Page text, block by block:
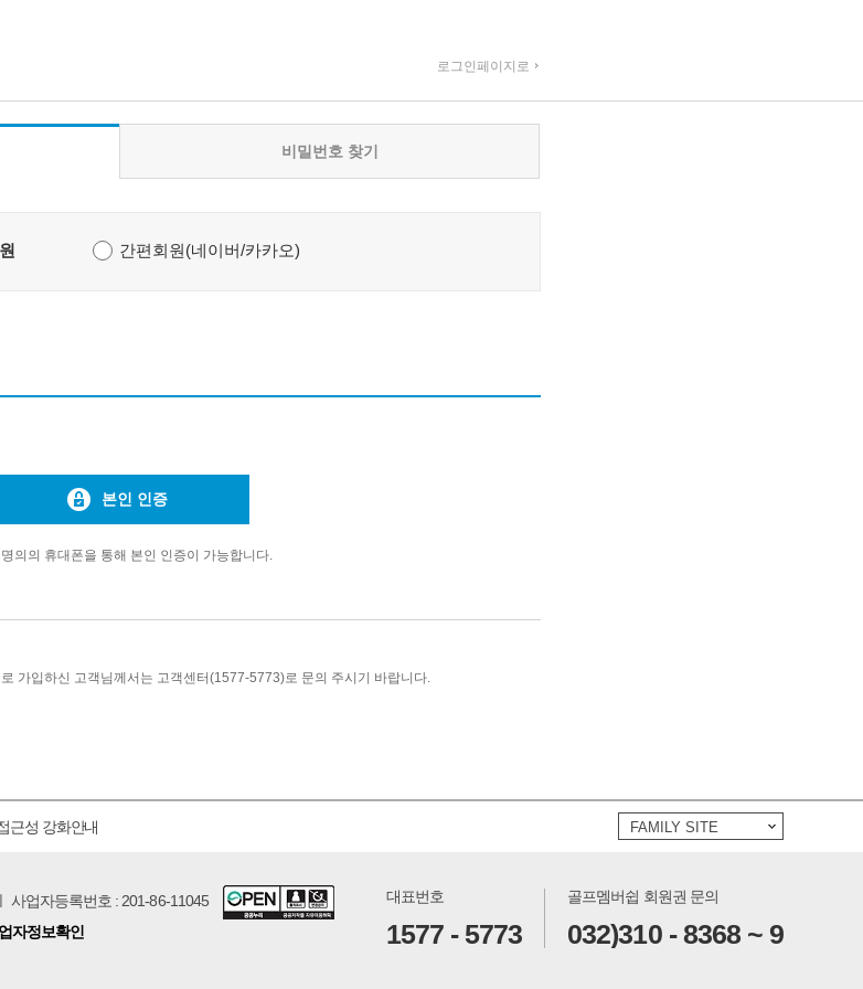
로그인페이지로
비밀번호 찾기
간편회원(네이버/카카오)
본인 인증
의의 휴대폰을 통해 본인 인증이 가능합니다.
가입하신 고객님께서는 고객센터(1577-5773)로 문의 주시기 바랍니다.
근성 강화안내 FAMILY SITE
사업자등록번호 : 201-86-11045
자정보확인
대표번호
1577 - 5773
골프멤버쉽 회원권 문의
032)310 - 8368 ~ 9